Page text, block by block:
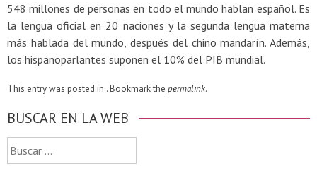
548 millones de personas en todo el mundo hablan español. Es
la lengua oficial en 20 naciones y la segunda lengua materna
más hablada del mundo, después del chino mandarín. Además,
los hispanoparlantes suponen el 10% del PIB mundial.
This entry was posted in . Bookmark the permalink.
BUSCAR EN LA WEB
Buscar: